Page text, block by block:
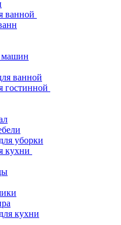
ванной
машин
ванной
гостинной
уборки
кухни
кухни